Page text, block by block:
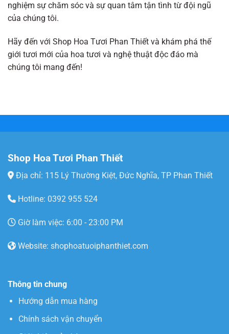
nghiệm sự chăm sóc và sự quan tâm tận tình từ đội ngũ
của chúng tôi.
Hãy đến với Shop Hoa Tươi Phan Thiết và khám phá thế
giới tươi mới của hoa tươi và nghệ thuật độc đáo mà
chúng tôi mang đến!
Shop Hoa Tươi Phan Thiết
Địa chỉ: 115 Lý Thường Kiệt, Đức Nghĩa, TP Phan Thiết
Hotline: 0392 955 524
Giờ làm việc: 6:00 - 23:00 PM
Website: shophoatuoiphanthiet.com
Thông tin chung
Hướng dẫn mua hàng
Chính sách vận chuyển